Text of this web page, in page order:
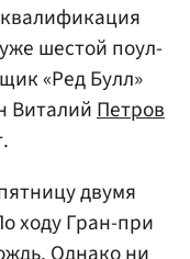
шестой поул-
«Ред Булл»
Виталий Петров
двумя
ходу Гран-при